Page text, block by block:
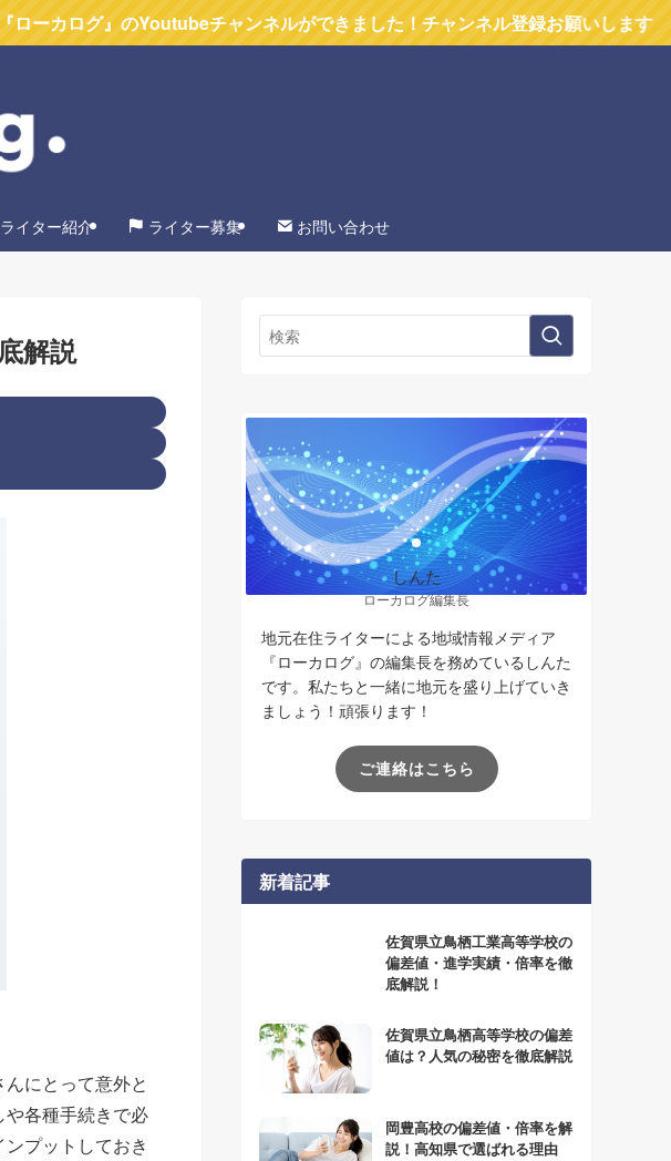
のYoutubeチャンネルができました！チャンネル登録お願いします
ライター紹介 ライター募集 お問い合わせ
解説
にとって意外と
各種手続きで必
プットしておき
しんた
ローカログ編集長
地元在住ライターによる地域情報メディア
『ローカログ』の編集長を務めているしんた
です。私たちと一緒に地元を盛り上げていき
ましょう！頑張ります！
ご連絡はこちら
新着記事
佐賀県立鳥栖工業高等学校の
偏差値・進学実績・倍率を徹
底解説！
佐賀県立鳥栖高等学校の偏差
値は？人気の秘密を徹底解説
岡豊高校の偏差値・倍率を解
説！高知県で選ばれる理由